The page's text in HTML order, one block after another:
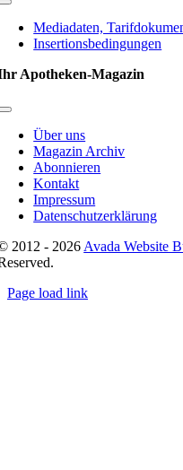
Toggle
NavigationMediadaten,
Insertionsbedingungen
Apotheken-Magazin
Toggle
NavigationÜber uns
Magazin Archiv
Abonnieren
Kontakt
Impressum
Datenschutzerklärung
2012 - 2026 Avada Website
Page load link